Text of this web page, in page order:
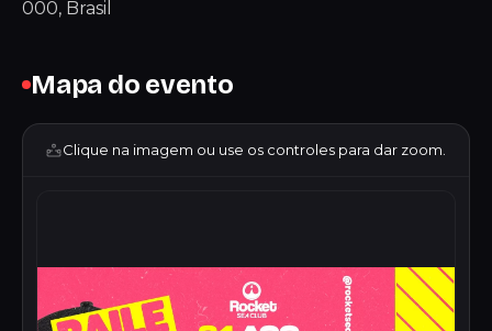
000, Brasil
Mapa do evento
Clique na imagem ou use os controles para dar zoom.